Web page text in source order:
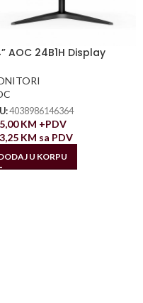
AOC 24B1H Display
4038986146364
KM +PDV
KM sa PDV
U KORPU